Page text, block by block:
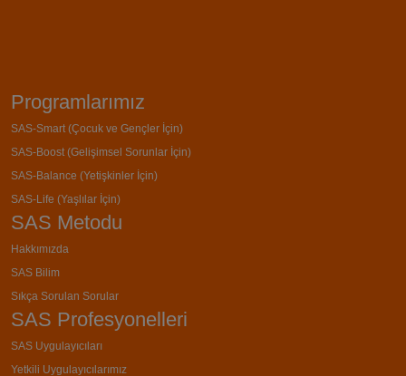
Programlarımız
SAS-Smart (Çocuk ve Gençler İçin)
SAS-Boost (Gelişimsel Sorunlar İçin)
SAS-Balance (Yetişkinler İçin)
SAS-Life (Yaşlılar İçin)
SAS Metodu
Hakkımızda
SAS Bilim
Sıkça Sorulan Sorular
SAS Profesyonelleri
SAS Uygulayıcıları
Yetkili Uygulayıcılarımız